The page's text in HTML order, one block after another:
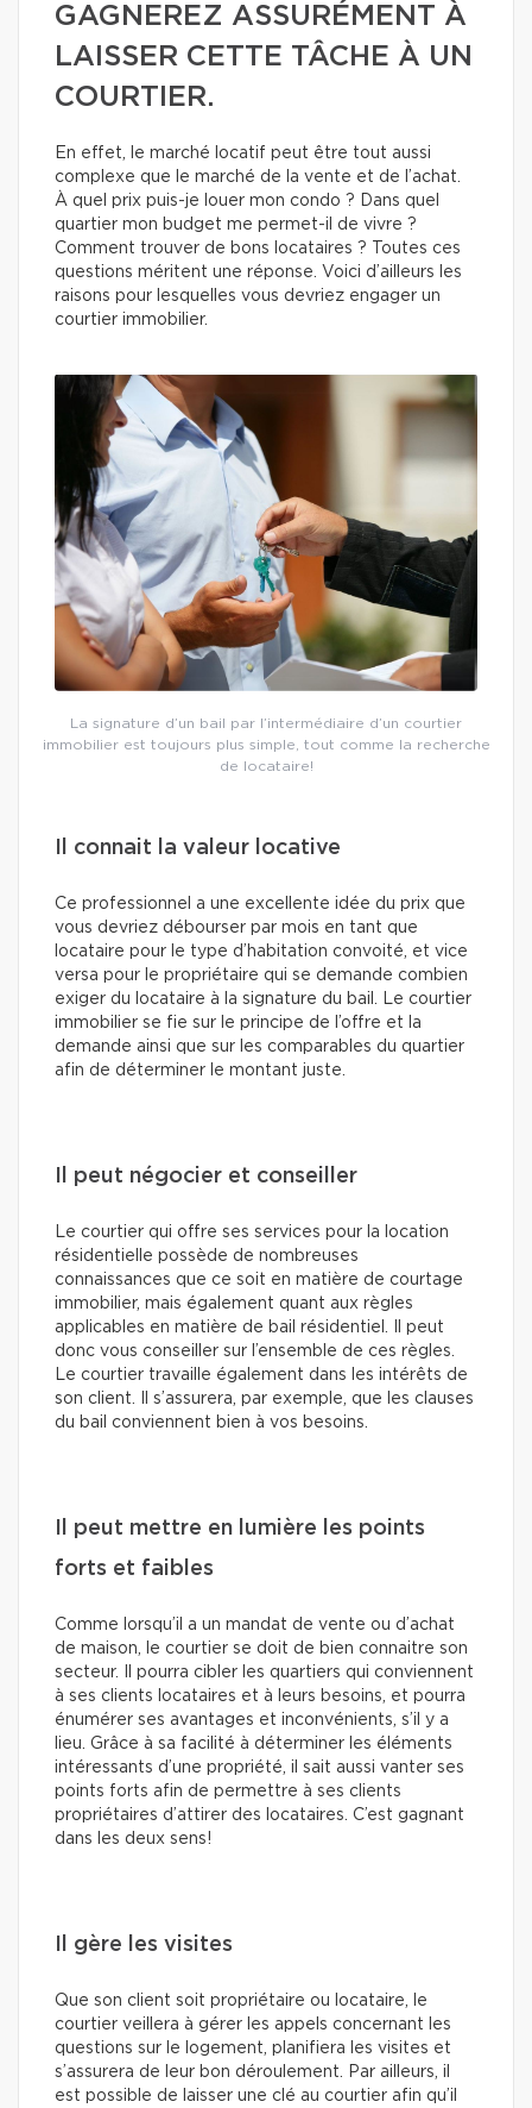
GAGNEREZ ASSURÉMENT À
LAISSER CETTE TÂCHE À UN
COURTIER.
En effet, le marché locatif peut être tout aussi
complexe que le marché de la vente et de l’achat.
À quel prix puis-je louer mon condo ? Dans quel
quartier mon budget me permet-il de vivre ?
Comment trouver de bons locataires ? Toutes ces
questions méritent une réponse. Voici d’ailleurs les
raisons pour lesquelles vous devriez engager un
courtier immobilier.
La signature d’un bail par l’intermédiaire d’un courtier
immobilier est toujours plus simple, tout comme la recherche
de locataire!
Il connait la valeur locative
Ce professionnel a une excellente idée du prix que
vous devriez débourser par mois en tant que
locataire pour le type d’habitation convoité, et vice
versa pour le propriétaire qui se demande combien
exiger du locataire à la signature du bail. Le courtier
immobilier se fie sur le principe de l’offre et la
demande ainsi que sur les comparables du quartier
afin de déterminer le montant juste.
Il peut négocier et conseiller
Le courtier qui offre ses services pour la location
résidentielle possède de nombreuses
connaissances que ce soit en matière de courtage
immobilier, mais également quant aux règles
applicables en matière de bail résidentiel. Il peut
donc vous conseiller sur l’ensemble de ces règles.
Le courtier travaille également dans les intérêts de
son client. Il s’assurera, par exemple, que les clauses
du bail conviennent bien à vos besoins.
Il peut mettre en lumière les points
forts et faibles
Comme lorsqu’il a un mandat de vente ou d’achat
de maison, le courtier se doit de bien connaitre son
secteur. Il pourra cibler les quartiers qui conviennent
à ses clients locataires et à leurs besoins, et pourra
énumérer ses avantages et inconvénients, s’il y a
lieu. Grâce à sa facilité à déterminer les éléments
intéressants d’une propriété, il sait aussi vanter ses
points forts afin de permettre à ses clients
propriétaires d’attirer des locataires. C’est gagnant
dans les deux sens!
Il gère les visites
Que son client soit propriétaire ou locataire, le
courtier veillera à gérer les appels concernant les
questions sur le logement, planifiera les visites et
s’assurera de leur bon déroulement. Par ailleurs, il
est possible de laisser une clé au courtier afin qu’il